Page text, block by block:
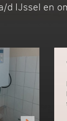
IJssel en